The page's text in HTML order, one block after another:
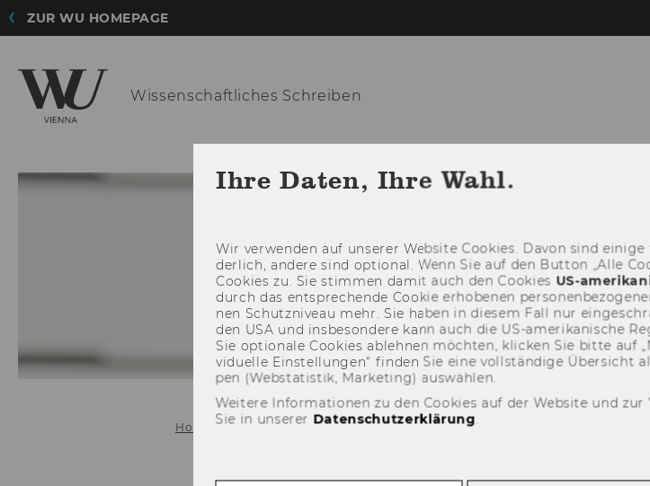
ZUR WU HOMEPAGE
Wissenschaftliches Schreiben
Home Videos 03 - Warum Zitieren
Ihre Daten, Ihre Wahl.
Wir ver­wen­den auf un­se­rer Web­site Coo­kies. Davon sind
der­lich, an­de­re sind op­tio­nal. Wenn Sie auf den But­ton „Alle
Coo­kies zu. Sie stim­men damit auch den Coo­kies US-​
durch das ent­spre­chen­de Coo­kie er­ho­be­nen
nen Schutz­ni­veau mehr. Sie haben in die­sem Fall nur
den USA und ins­be­son­de­re kann auch die US-​amerikanische
Sie op­tio­na­le Coo­kies ab­leh­nen möch­ten, kli­cken Sie bitte auf
vi­du­el­le Ein­stel­lun­gen“ fin­den Sie eine voll­stän­di­ge Über­sicht
pen (Web­sta­tis­tik, Mar­ke­ting) aus­wäh­len.
Weitere Informationen zu den Cookies auf der Website und
Sie in unserer Datenschutzerklärung.